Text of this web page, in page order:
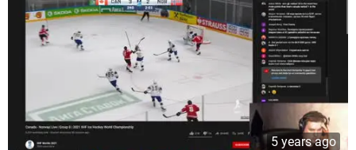
5 years ago